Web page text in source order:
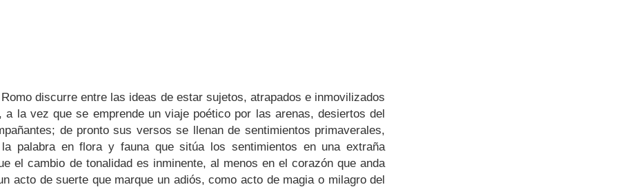
discurre entre las ideas de estar sujetos, atrapados e inmovilizados
la vez que se emprende un viaje poético por las arenas, desiertos del
de pronto sus versos se llenan de sentimientos primaverales,
palabra en flora y fauna que sitúa los sentimientos en una extraña
el cambio de tonalidad es inminente, al menos en el corazón que anda
acto de suerte que marque un adiós, como acto de magia o milagro del